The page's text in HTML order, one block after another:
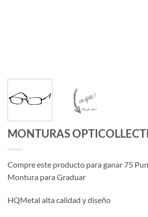
MONTURAS
Compre este producto para ganar 75
Montura para Graduar
HQMetal alta calidad y diseño